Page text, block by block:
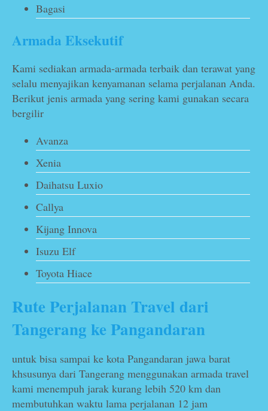
Bagasi
Armada Eksekutif
Kami sediakan armada-armada terbaik dan terawat yang
selalu menyajikan kenyamanan selama perjalanan Anda.
Berikut jenis armada yang sering kami gunakan secara
bergilir
Avanza
Xenia
Daihatsu Luxio
Callya
Kijang Innova
Isuzu Elf
Toyota Hiace
Rute Perjalanan Travel dari
Tangerang ke Pangandaran
untuk bisa sampai ke kota Pangandaran jawa barat
khsusunya dari Tangerang menggunakan armada travel
kami menempuh jarak kurang lebih 520 km dan
membutuhkan waktu lama perjalanan 12 jam